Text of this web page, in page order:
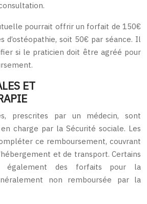
pourrait offrir un forfait de 150€
d’ostéopathie, soit 50€ par séance. Il
si le praticien doit être agréé pour
ET
prescrites par un médecin, sont
charge par la Sécurité sociale. Les
ce remboursement, couvrant
et de transport. Certains
également des forfaits pour la
non remboursée par la